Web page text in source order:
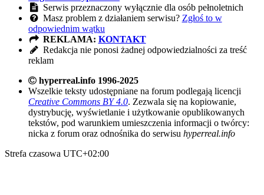
Serwis przeznaczony wyłącznie dla osób pełnoletnich
Masz problem z działaniem serwisu? Zgłoś to w
odpowiednim wątku
REKLAMA: KONTAKT
Redakcja nie ponosi żadnej odpowiedzialności za treść
reklam
hyperreal.info 1996-2025
Wszelkie teksty udostępniane na forum podlegają licencji
Creative Commons BY 4.0. Zezwala się na kopiowanie,
dystrybucję, wyświetlanie i użytkowanie opublikowanych
tekstów, pod warunkiem umieszczenia informacji o twórcy:
nicka z forum oraz odnośnika do serwisu hyperreal.info
Strefa czasowa UTC+02:00